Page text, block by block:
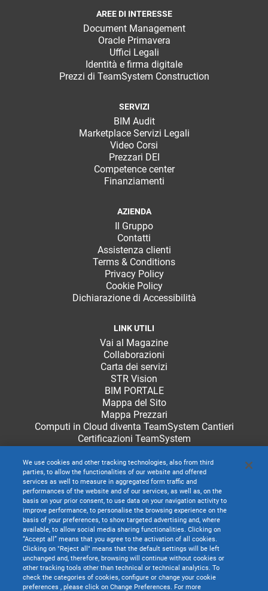
AREE DI INTERESSE
Document Management
Oracle Primavera
Uffici Legali
Identità e firma digitale
Prezzi di TeamSystem Construction
SERVIZI
BIM Audit
Marketplace Servizi Legali
Video Corsi
Prezzari DEI
Competence center
Finanziamenti
AZIENDA
Il Gruppo
Contatti
Assistenza clienti
Terms & Conditions
Privacy Policy
Cookie Policy
Dichiarazione di Accessibilità
LINK UTILI
Vai al Magazine
Collaborazioni
Carta dei servizi
STR Vision
BIM PORTALE
Mappa del Sito
Mappa Prezzari
Computi in Cloud diventa TeamSystem Cantieri
Certificazioni TeamSystem
We use cookies and other tracking technologies, also from third
parties, to allow the functionalities of our website and offered
services as well to measure in aggregated form traffic and
performances of the website and of our services, as well as, on the
basis on your prior consent, to use data on your navigation activity to
improve performance, to personalise the browsing experience on the
basis of your preferences, to show targeted advertising and, where
available, to allow social media sharing functionalities. Clicking on
“Accept all” means that you agree to the activation of all cookies.
Clicking on "Reject all" means that the default settings will be left
unchanged and, therefore, browsing will continue without cookies or
other tracking tools other than technical or technical analytics. To
check the categories of cookies, configure or change your cookie
preferences , please click on Change Preferences. For more